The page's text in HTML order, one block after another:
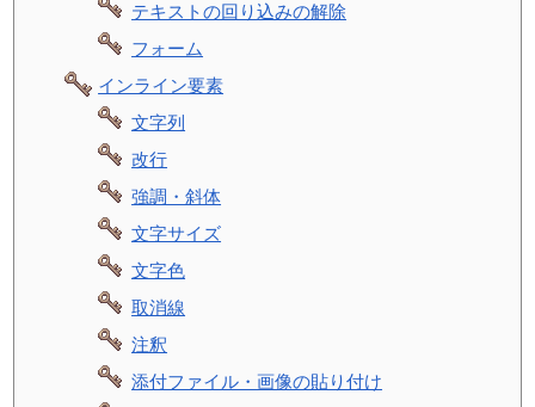
テキストの回り込みの解除
フォーム
インライン要素
文字列
改行
強調・斜体
文字サイズ
文字色
取消線
注釈
添付ファイル・画像の貼り付け